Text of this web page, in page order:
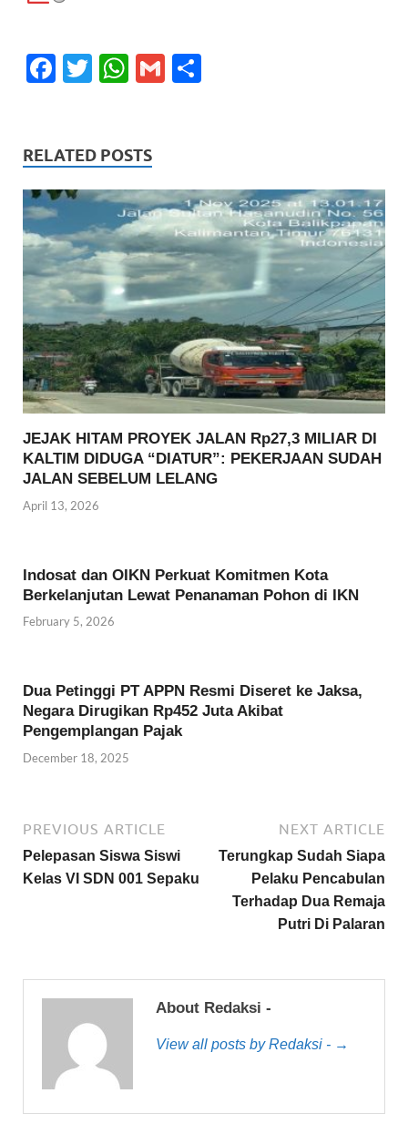
F
b
o
o
k
T
er
W
s
A
p
p
G
RELATED POSTS
JEJAK HITAM PROYEK JALAN Rp27,3 MILIAR DI
KALTIM DIDUGA “DIATUR”: PEKERJAAN SUDAH
JALAN SEBELUM LELANG
April 13, 2026
Indosat dan OIKN Perkuat Komitmen Kota
Berkelanjutan Lewat Penanaman Pohon di IKN
February 5, 2026
Dua Petinggi PT APPN Resmi Diseret ke Jaksa,
Negara Dirugikan Rp452 Juta Akibat
Pengemplangan Pajak
December 18, 2025
PREVIOUS ARTICLE
Pelepasan Siswa Siswi
Kelas VI SDN 001 Sepaku
NEXT ARTICLE
Terungkap Sudah Siapa
Pelaku Pencabulan
Terhadap Dua Remaja
Putri Di Palaran
About Redaksi -
View all posts by Redaksi - →